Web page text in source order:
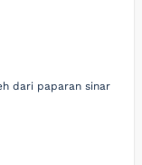
dari paparan sinar